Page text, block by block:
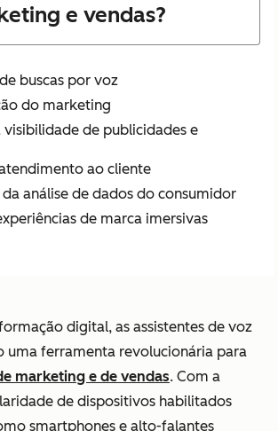
e vendas?
buscas por voz
do marketing
de publicidades e
ao cliente
análise de dados do consumidor
de marca imersivas
digital, as assistentes de voz
uma ferramenta revolucionária para
marketing e de vendas. Com a
de dispositivos habilitados
smartphones e alto-falantes